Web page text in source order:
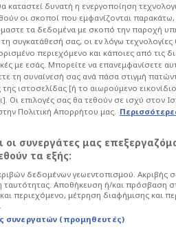
ο ΠΑΟΚ
γίνεται
την μεταγραφή του
θέλει κι άλλες
καταστεί δυνατή η ενεργοποίηση
οι σκοποί που εμφανίζονται παρακάτω,
τα δεδομένα με σκοπό την παροχή
συγκατάθεσή σας, οι εν λόγω
περιεχόμενο και κάποιες από τις
με εσάς. Μπορείτε να επανεμφανίσετε
τη συναίνεσή σας ανά πάσα στιγμή
ιστοσελίδας [ή το αιωρούμενο
Οι επιλογές σας θα τεθούν σε ισχύ στον
Πολιτική Απορρήτου μας.
οι συνεργάτες μας
τα εξής:
δεδομένων γεωεντοπισμού. Ακριβής
ταυτότητας. Αποθήκευση ή/και πρόσβαση
περιεχόμενο, μέτρηση διαφήμισης και
συνεργατών (προμηθευτές)